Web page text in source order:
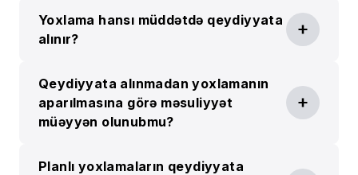
Yoxlama hansı müddətdə qeydiyyata
alınır?
Qeydiyyata alınmadan yoxlamanın
aparılmasına görə məsuliyyət
müəyyən olunubmu?
Planlı yoxlamaların qeydiyyata